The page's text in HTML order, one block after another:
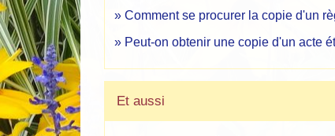
Comment se procurer la copie d'un
Peut-on obtenir une copie d'un acte
Et aussi